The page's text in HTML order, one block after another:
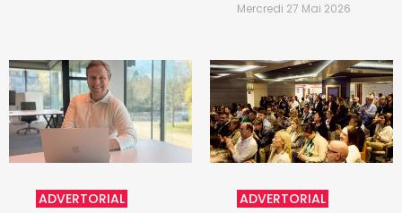
Mercredi 27 Mai 2026
ADVERTORIAL ADVERTORIAL